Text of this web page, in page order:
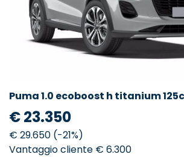
Puma 1.0 ecoboost h titanium
€ 23.350
€ 29.650 (-21%)
Vantaggio cliente € 6.300